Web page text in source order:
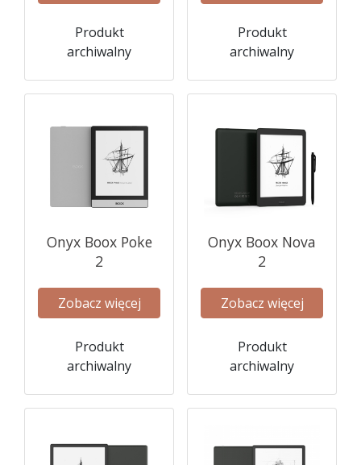
Produkt
archiwalny
Produkt
archiwalny
Onyx Boox Poke
2
Zobacz więcej
Produkt
archiwalny
Onyx Boox Nova
2
Zobacz więcej
Produkt
archiwalny